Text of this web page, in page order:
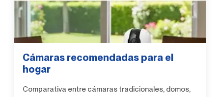
Cámaras recomendadas para el
hogar
Comparativa entre cámaras tradicionales, domos,